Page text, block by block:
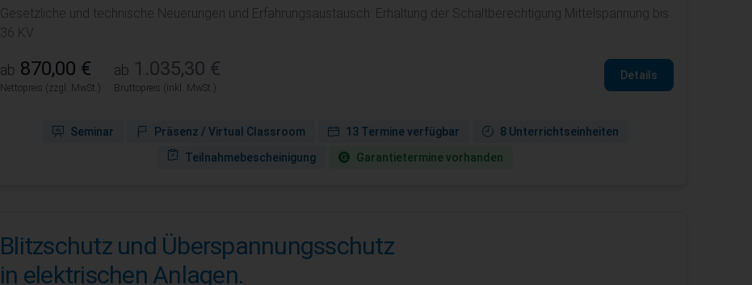
Gesetzliche und technische Neuerungen und Erfahrungsaustausch: Erhaltung der Schaltberechtigung Mittelspannung bis
36 KV.
ab 870,00 €
Nettopreis (zzgl. MwSt.)
ab 1.035,30 €
Bruttopreis (inkl. MwSt.)
Details
Seminar Präsenz / Virtual Classroom 13 Termine verfügbar
8 Unterrichtseinheiten
Teilnahmebescheinigung
Garantie­termine vorhanden
Blitzschutz und Überspannungsschutz
in elektrischen Anlagen.